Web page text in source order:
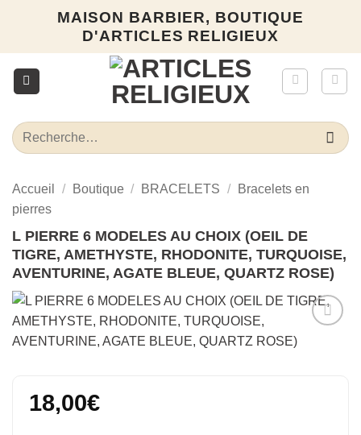
MAISON BARBIER, BOUTIQUE
D'ARTICLES RELIGIEUX
Recherche
pour :
Accueil / Boutique / BRACELETS /
Bracelets en
pierres
L PIERRE 6 MODELES AU CHOIX (OEIL DE
TIGRE, AMETHYSTE, RHODONITE, TURQUOISE,
AVENTURINE, AGATE BLEUE, QUARTZ ROSE)
18,00€